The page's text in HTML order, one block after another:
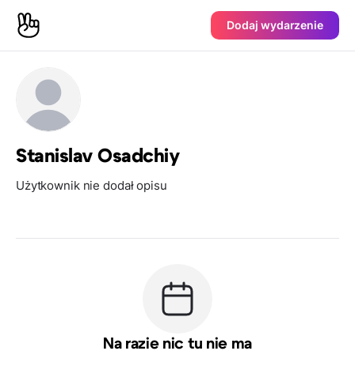
Dodaj wydarzenie
Stanislav Osadchiy
Użytkownik nie dodał opisu
Na razie nic tu nie ma